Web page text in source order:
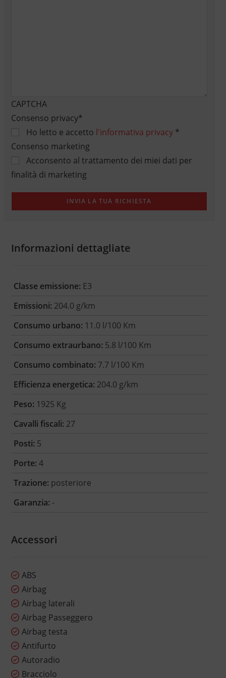
CAPTCHA
Consenso privacy*
Ho letto e accetto l'informativa privacy*
Consenso marketing
Acconsento al trattamento dei miei dati per
finalità di marketing
Informazioni dettagliate
Classe emissione: E3
Emissioni: 204.0 g/km
Consumo urbano: 11.0 l/100 Km
Consumo extraurbano: 5.8 l/100 Km
Consumo combinato: 7.7 l/100 Km
Efficienza energetica: 204.0 g/km
Peso: 1925 Kg
Cavalli fiscali: 27
Posti: 5
Porte: 4
Trazione: posteriore
Garanzia: -
Accessori
ABS
Airbag
Airbag laterali
Airbag Passeggero
Airbag testa
Antifurto
Autoradio
Bracciolo